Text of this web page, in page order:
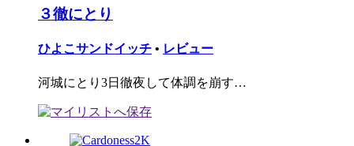
３徹にとり
ひよこサンドイッチ • レビュー
河城にとり3日徹夜して体調を崩す…